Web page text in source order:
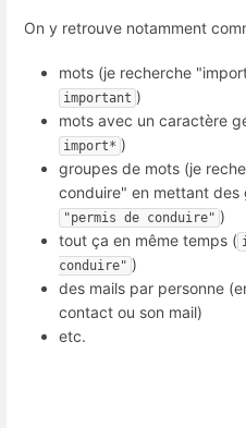
On y retrouve notamment
mots (je recherche
important )
mots avec un caractère
import* )
groupes de mots (je
conduire" en mettant des
"permis de conduire" )
tout ça en même temps (
conduire" )
des mails par personne
contact ou son mail)
etc.